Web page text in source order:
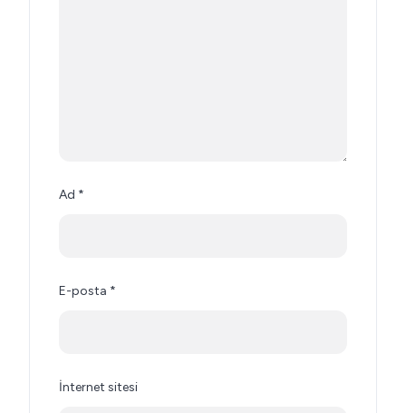
Ad *
E-posta *
İnternet sitesi